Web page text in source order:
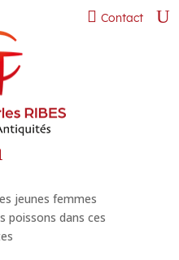
Contact
jeunes femmes
poissons dans ces